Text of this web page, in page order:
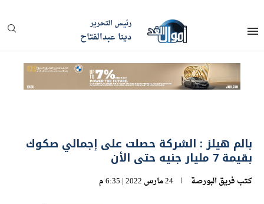
رئيس التحرير
دينا عبدالفتاح
بالم هيلز : الشركة حصلت على إجمالي صكوك
بقيمة 7 مليار جنيه حتى الأن
كتب فريق البورصة 24 مارس 2022 | 6:35 م